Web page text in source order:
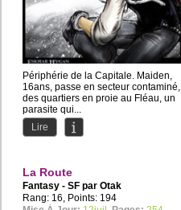
Périphérie de la Capitale. Maiden,
16ans, passe en secteur contaminé,
des quartiers en proie au Fléau, un
parasite qui...
Lire
La Route
Fantasy - SF par Otak
Rang: 16, Points: 194